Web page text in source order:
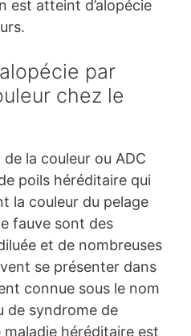
est atteint d’alopécie
par
chez le
de la couleur ou ADC
poils héréditaire qui
la couleur du pelage
fauve sont des
et de nombreuses
se présenter dans
connue sous le nom
de syndrome de
héréditaire est